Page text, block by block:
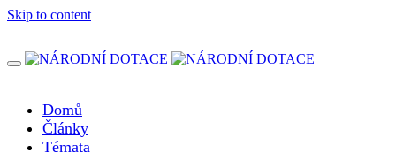
Skip to content
Domů
Články
Témata